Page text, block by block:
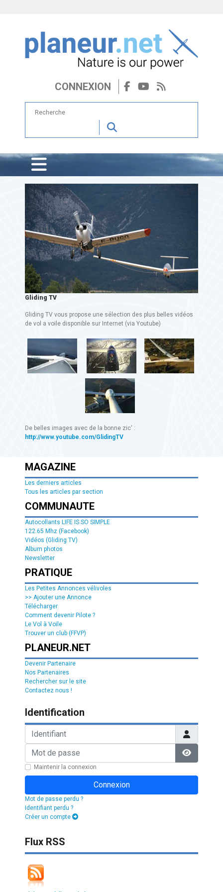
CONNEXION
Gliding TV
Gliding TV vous propose une sélection des plus belles vidéos
de vol a voile disponible sur Internet (via Youtube)
De belles images avec de la bonne zic' :
http://www.youtube.com/GlidingTV
MAGAZINE
Les derniers articles
Tous les articles par section
COMMUNAUTE
Autocollants LIFE IS SO SIMPLE
122.65 Mhz (Facebook)
Vidéos (Gliding TV)
Album photos
Newsletter
PRATIQUE
Les Petites Annonces vélivoles
>> Ajouter une Annonce
Télécharger
Comment devenir Pilote ?
Le Vol à Voile
Trouver un club (FFVP)
PLANEUR.NET
Devenir Partenaire
Nos Partenaires
Rechercher sur le site
Contactez nous !
Identification
Afficher
Maintenir la connexion
Connexion
Mot de passe perdu ?
Identifiant perdu ?
Créer un compte
Flux RSS